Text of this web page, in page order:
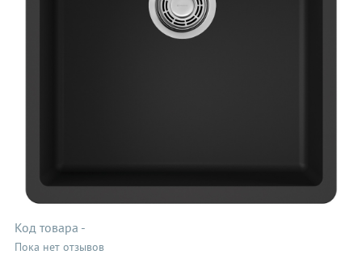
Код товара -
Пока нет отзывов